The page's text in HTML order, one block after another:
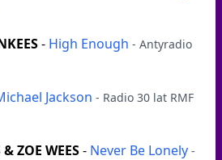
- High Enough - Antyradio
Jackson - Radio 30 lat RMF
& ZOE WEES- Never Be Lonely -